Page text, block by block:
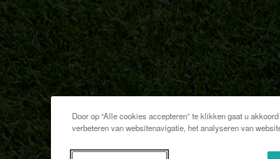
Door op “Alle cookies accepteren” te klikken gaat u
verbeteren van websitenavigatie, het analyseren van